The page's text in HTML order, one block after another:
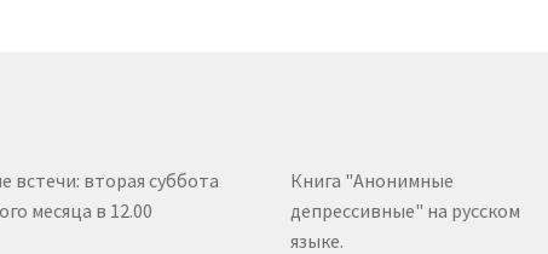
встечи: вторая суббота
месяца в 12.00
Книга "Анонимные
депрессивные" на русском
языке.